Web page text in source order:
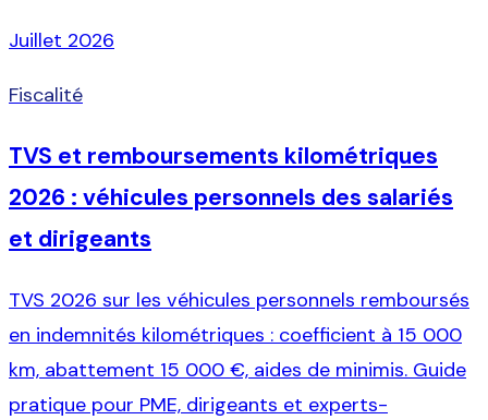
Juillet 2026
Fiscalité
TVS et remboursements kilométriques
2026 : véhicules personnels des salariés
et dirigeants
TVS 2026 sur les véhicules personnels remboursés
en indemnités kilométriques : coefficient à 15 000
km, abattement 15 000 €, aides de minimis. Guide
pratique pour PME, dirigeants et experts-